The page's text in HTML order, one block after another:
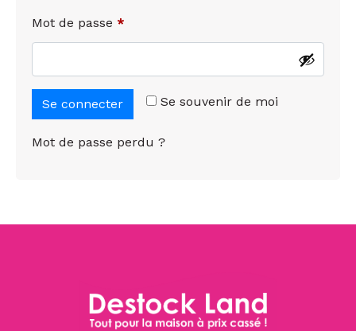
Mot de passe *
Se souvenir de moi
Se connecter
Mot de passe perdu ?